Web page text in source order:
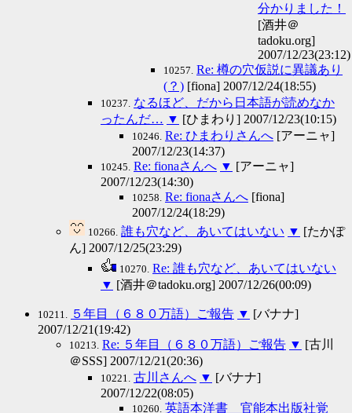
分かりました！
[酒井＠
tadoku.org]
2007/12/23(23:12)
10257. Re: 樽の穴仮説に異議あり
(？) [fiona] 2007/12/24(18:55)
10237. なるほど、だから日本語が読めなか
ったんだ… ▼ [ひまわり] 2007/12/23(10:15)
10246. Re: ひまわりさんへ [アーニャ]
2007/12/23(14:37)
10245. Re: fionaさんへ ▼ [アーニャ]
2007/12/23(14:30)
10258. Re: fionaさんへ [fiona]
2007/12/24(18:29)
10266. 誰も穴など、あいてはいない ▼ [たかぽ
ん] 2007/12/25(23:29)
10270. Re: 誰も穴など、あいてはいない
▼ [酒井＠tadoku.org] 2007/12/26(00:09)
10211. ５年目（６８０万語）ご報告 ▼ [バナナ]
2007/12/21(19:42)
10213. Re: ５年目（６８０万語）ご報告 ▼ [古川
＠SSS] 2007/12/21(20:36)
10221. 古川さんへ ▼ [バナナ]
2007/12/22(08:05)
10260. 英語本洋書 官能本出版社覚